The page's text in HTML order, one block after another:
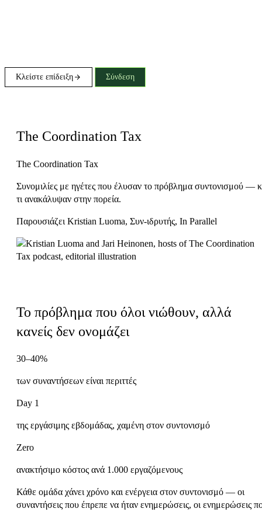
Κλείστε επίδειξη Σύνδεση
The Coordination Tax
The Coordination Tax
Συνομιλίες με ηγέτες που έλυσαν το πρόβλημα συντονισμού —
τι ανακάλυψαν στην πορεία.
Παρουσιάζει Kristian Luoma, Συν-ιδρυτής, In Parallel
Το πρόβλημα που όλοι νιώθουν, αλλά
κανείς δεν ονομάζει
30–40%
των συναντήσεων είναι περιττές
Day 1
της εργάσιμης εβδομάδας, χαμένη στον συντονισμό
Zero
ανακτήσιμο κόστος ανά 1.000 εργαζόμενους
Κάθε ομάδα χάνει χρόνο και ενέργεια στον συντονισμό — οι
συναντήσεις που έπρεπε να ήταν ενημερώσεις, οι ενημερώσεις